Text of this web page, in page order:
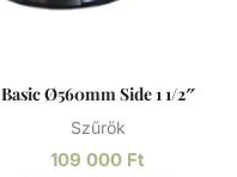
Basic Ø560mm Side 1 1/2″
Szűrők
109 000 Ft